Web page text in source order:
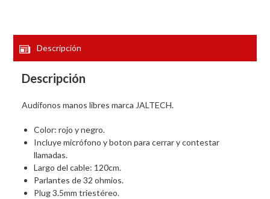
Descripción
Descripción
Audífonos manos libres marca JALTECH.
Color: rojo y negro.
Incluye micrófono y boton para cerrar y contestar
llamadas.
Largo del cable: 120cm.
Parlantes de 32 ohmios.
Plug 3.5mm triestéreo.